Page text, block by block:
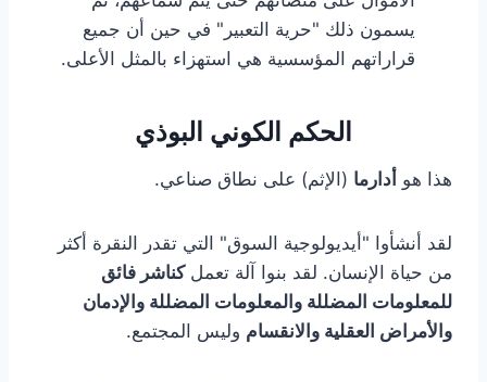
يسمون ذلك "حرية التعبير" في حين أن جميع
قراراتهم المؤسسية هي استهزاء بالمثل الأعلى.
الحكم الكوني البوذي
هذا هو أدارما (الإثم) على نطاق صناعي.
لقد أنشأوا "أيديولوجية السوق" التي تقدر النقرة أكثر
من حياة الإنسان. لقد بنوا آلة تعملكناشر فائق
للمعلومات المضللة والمعلومات المضللة والإدمان
والأمراض العقلية والانقسام وليس المجتمع.